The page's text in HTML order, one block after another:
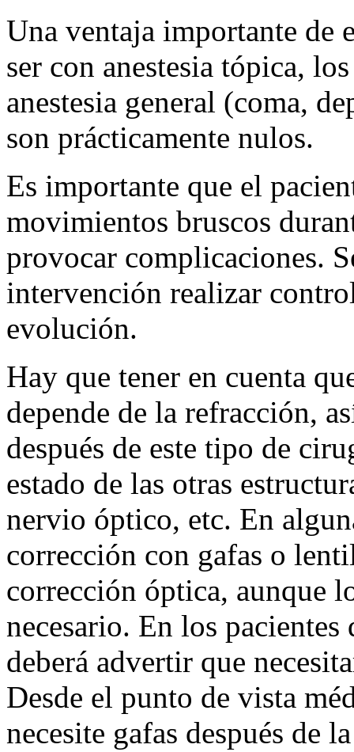
Una ventaja importante de
ser con anestesia tópica,
anestesia general (coma,
son prácticamente nulos.
Es importante que el
movimientos bruscos
provocar complicaciones.
intervención realizar
evolución.
Hay que tener en cuenta
depende de la refracción,
después de este tipo de
estado de las otras
nervio óptico, etc. En
corrección con gafas o
corrección óptica, aunque
necesario. En los pacientes
deberá advertir que
Desde el punto de vista
necesite gafas después de